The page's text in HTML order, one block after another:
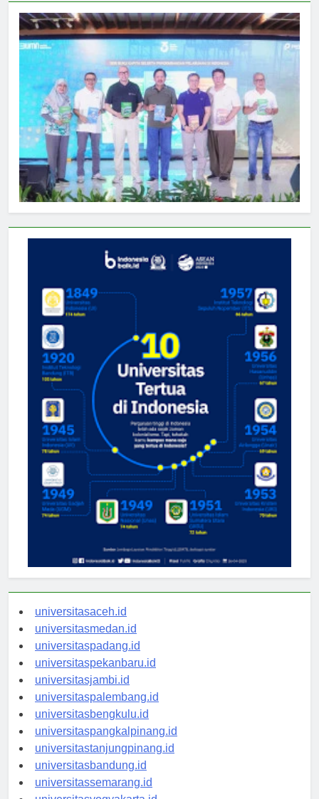
universitasaceh.id
universitasmedan.id
universitaspadang.id
universitaspekanbaru.id
universitasjambi.id
universitaspalembang.id
universitasbengkulu.id
universitaspangkalpinang.id
universitastanjungpinang.id
universitasbandung.id
universitassemarang.id